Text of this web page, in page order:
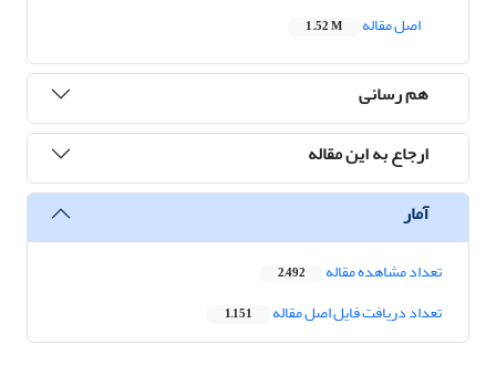
اصل مقاله
1.52 M
هم رسانی
ارجاع به این مقاله
آمار
تعداد مشاهده مقاله 2,492
تعداد دریافت فایل اصل مقاله 1,151